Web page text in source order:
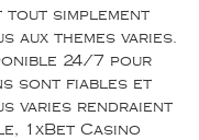
tout simplement
aux themes varies.
24/7 pour
sont fiables et
varies rendraient
1xBet Casino